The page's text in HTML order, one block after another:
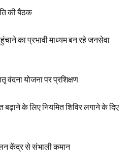
की बैठक
का प्रभावी माध्यम बन रहे जनसेवा
वंदना योजना पर प्रशिक्षण
के लिए नियमित शिविर लगाने के दिए
केंद्र से संभाली कमान